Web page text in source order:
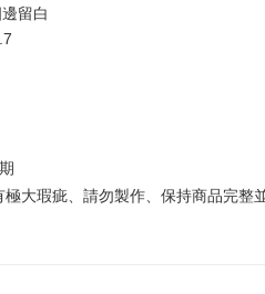
留白
大瑕疵、請勿製作、保持商品完整